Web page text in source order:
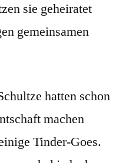
sie geheiratet
gemeinsamen
hatten schon
machen
Tinder-Goes.